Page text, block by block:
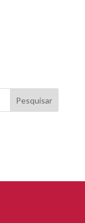
Pesquisar